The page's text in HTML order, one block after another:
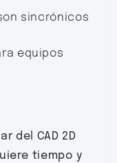
sincrónicos
equipos
del CAD 2D
tiempo y